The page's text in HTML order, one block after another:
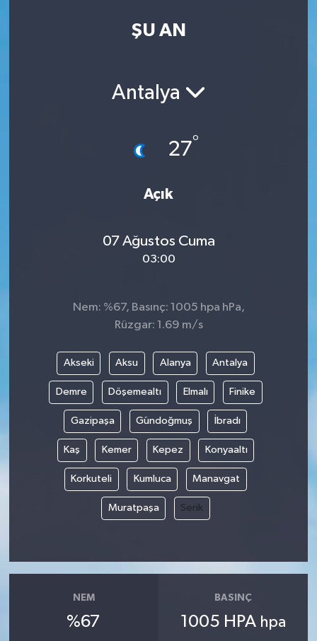
ŞU AN
Antalya
27°
Açık
07 Ağustos Cuma
03:00
Nem: %67, Basınç: 1005 hpa hPa,
Rüzgar: 1.69 m/s
Akseki Aksu Alanya Antalya
Demre Döşemealtı Elmalı Finike
Gazipaşa Gündoğmuş İbradı
Kaş Kemer Kepez Konyaaltı
Korkuteli Kumluca Manavgat
Muratpaşa Serik
NEM
%67
BASINÇ
1005 HPA hpa